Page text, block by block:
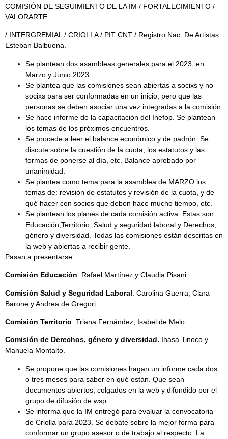
COMISIÓN DE SEGUIMIENTO DE LA IM / FORTALECIMIENTO /
VALORARTE
/ INTERGREMIAL / CRIOLLA / PIT CNT / Registro Nac. De Artistas
Esteban Balbuena.
Se plantean dos asambleas generales para el 2023, en
Marzo y Junio 2023.
Se plantea que las comisiones sean abiertas a socixs y no
socixs para ser conformadas en un inicio, pero que las
personas se deben asociar una vez integradas a la comisión.
Se hace informe de la capacitación del Inefop. Se plantean
los temas de los próximos encuentros.
Se procede a leer el balance económico y de padrón. Se
discute sobre la cuestión de la cuota, los estatutos y las
formas de ponerse al día, etc. Balance aprobado por
unanimidad.
Se plantea como tema para la asamblea de MARZO los
temas de: revisión de estatutos y revisión de la cuota, y de
qué hacer con socios que deben hace mucho tiempo, etc.
Se plantean los planes de cada comisión activa. Estas son:
Educación,Territorio, Salud y seguridad laboral y Derechos,
género y diversidad. Todas las comisiones están descritas en
la web y abiertas a recibir gente.
Pasan a presentarse:
Comisión Educación . Rafael Martínez y Claudia Pisani.
Comisión Salud y Seguridad Laboral . Carolina Guerra, Clara
Barone y Andrea de Gregori
Comisión Territorio . Triana Fernández, Isabel de Melo.
Comisión de Derechos, género y diversidad. Ihasa Tinoco y
Manuela Montalto.
Se propone que las comisiones hagan un informe cada dos
o tres meses para saber en qué están. Que sean
documentos abiertos, colgados en la web y difundido por el
grupo de difusión de wsp.
Se informa que la IM entregó para evaluar la convocatoria
de Criolla para 2023. Se debate sobre la mejor forma para
conformar un grupo asesor o de trabajo al respecto. La